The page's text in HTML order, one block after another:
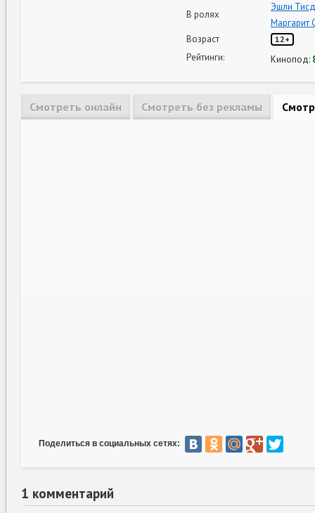
В ролях
Эшли
Маргарит
Возраст
12+
Рейтинги: Кинопод:
Смотреть онлайн Смотреть без рекламы
Поделиться в социальных сетях:
1 комментарий